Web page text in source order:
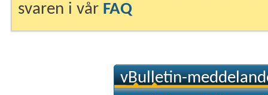
svaren i vår FAQ
vBulletin-